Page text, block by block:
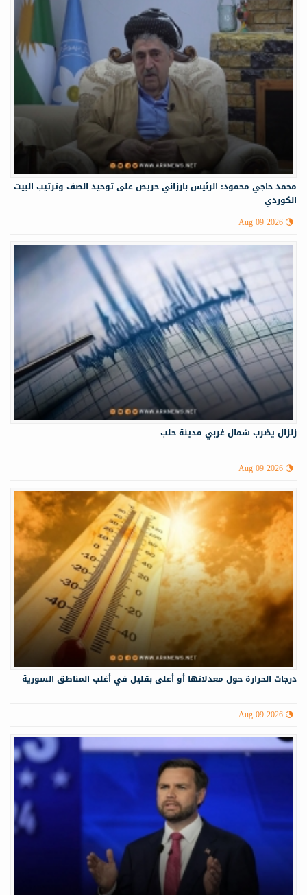
محمد حاجي محمود: الرئيس بارزاني حريص على توحيد الصف وترتيب البيت
الكوردي
Aug 09 2026
زلزال يضرب شمال غربي ‏مدينة حلب
Aug 09 2026
درجات الحرارة حول معدلاتها أو أعلى بقليل في أغلب المناطق السورية
Aug 09 2026